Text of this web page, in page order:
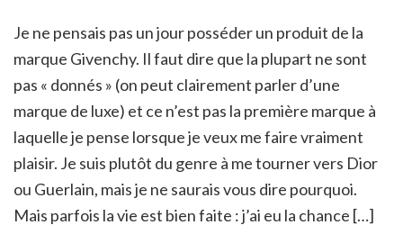
Je ne pensais pas un jour posséder un produit de la
marque Givenchy. Il faut dire que la plupart ne sont
pas « donnés » (on peut clairement parler d’une
marque de luxe) et ce n’est pas la première marque à
laquelle je pense lorsque je veux me faire vraiment
plaisir. Je suis plutôt du genre à me tourner vers Dior
ou Guerlain, mais je ne saurais vous dire pourquoi.
Mais parfois la vie est bien faite : j’ai eu la chance […]